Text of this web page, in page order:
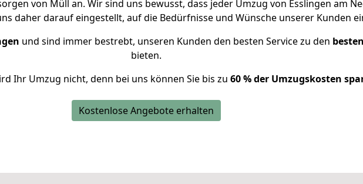
von Müll an. Wir sind uns bewusst, dass jeder Umzug von Esslingen am
daher darauf eingestellt, auf die Bedürfnisse und Wünsche unserer Kunden
und sind immer bestrebt, unseren Kunden den besten Service zu den
bieten.
Ihr Umzug nicht, denn bei uns können Sie bis zu 60 % der Umzugskosten
Kostenlose Angebote erhalten